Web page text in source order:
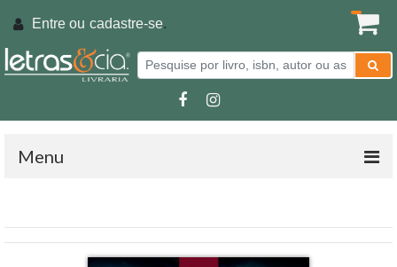
Entre ou cadastre-se.
Menu